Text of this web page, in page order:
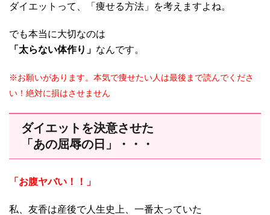
ダイエットって、「痩せる方法」を考えますよね。
でも本当に大切なのは
「太らない体作り」 なんです。
※お願いがあります。本気で痩せたい人は最後まで読んでくださ
い！絶対に損はさせません
ダイエットを決意させた
「あの屈辱の日」・・・
「お腹ヤバい！！」
私、友香は産後で人生史上、一番太っていた